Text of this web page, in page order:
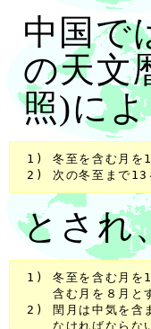
中国で
の天文
照)に
1) 冬至を含む月を
とされ
1) 冬至を含む月を
含む月を８月と
2) 閏月は中気を含